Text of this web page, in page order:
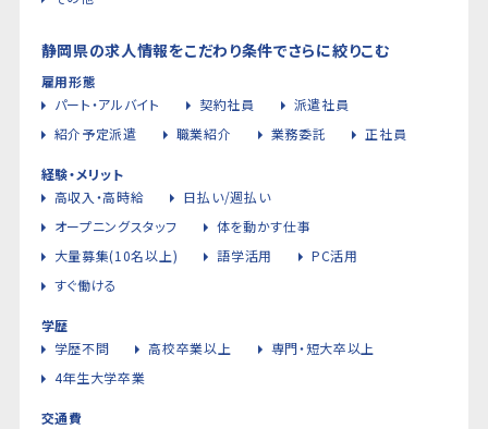
静岡県の求人情報をこだわり条件でさらに絞りこむ
雇用形態
パート・アルバイト
契約社員
派遣社員
紹介予定派遣
職業紹介 業務委託 正社員
経験・メリット
高収入・高時給
日払い/週払い
オープニングスタッフ
体を動かす仕事
大量募集(10名以上)
語学活用
PC活用
すぐ働ける
学歴
学歴不問
高校卒業以上
専門・短大卒以上
4年生大学卒業
交通費